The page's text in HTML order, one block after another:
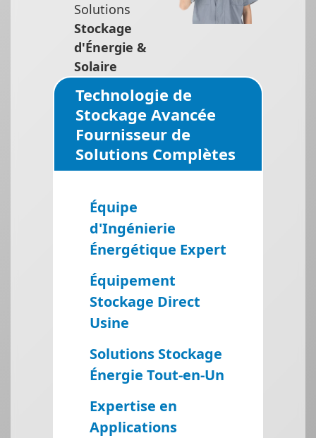
Solutions
Stockage
d'Énergie &
Solaire
Technologie de
Stockage Avancée
Fournisseur de
Solutions Complètes
Équipe
d'Ingénierie
Énergétique Expert
Équipement
Stockage Direct
Usine
Solutions Stockage
Énergie Tout-en-Un
Expertise en
Applications